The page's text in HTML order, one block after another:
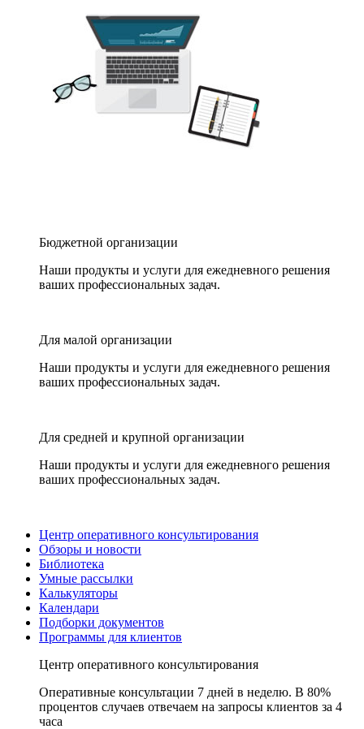
Бюджетной организации
Наши продукты и услуги для ежедневного решения
ваших профессиональных задач.
Для малой организации
Наши продукты и услуги для ежедневного решения
ваших профессиональных задач.
Для средней и крупной организации
Наши продукты и услуги для ежедневного решения
ваших профессиональных задач.
Центр оперативного консультирования
Обзоры и новости
Библиотека
Умные рассылки
Калькуляторы
Календари
Подборки документов
Программы для клиентов
Центр оперативного консультирования
Оперативные консультации 7 дней в неделю. В 80%
процентов случаев отвечаем на запросы клиентов за 4
часа